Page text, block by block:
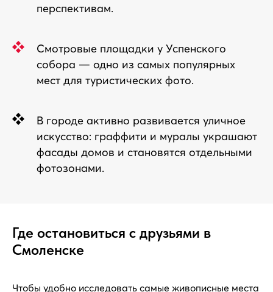
перспективам.
Смотровые площадки у Успенского
собора — одно из самых популярных
мест для туристических фото.
В городе активно развивается уличное
искусство: граффити и муралы украшают
фасады домов и становятся отдельными
фотозонами.
Где остановиться с друзьями в
Смоленске
Чтобы удобно исследовать самые живописные места